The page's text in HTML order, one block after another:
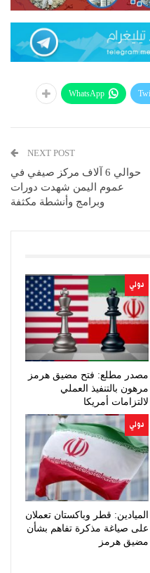
WhatsApp
NEXT POST
حوالي 6 آلاف مركز صيفي في
عموم اليمن شهدت دورات
وبرامج وأنشطة مكثفة
دولي
مصدر مطلع: فتح مضيق هرمز
مرهون بالتنفيذ العملي
لالتزامات أمريكا
دولي
الميادين: قطر وباكستان تعملان
على صياغة مذكرة تفاهم بشأن
مضيق هرمز